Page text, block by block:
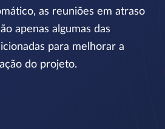
as reuniões em atraso
apenas algumas das
para melhorar a
do projeto.